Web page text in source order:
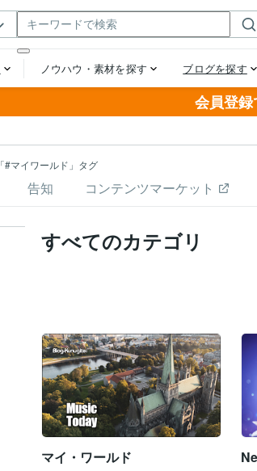
会員登録
「#マイワールド」タグ
告知 コンテンツマーケット
すべてのカテゴリ
マイ・ワールド